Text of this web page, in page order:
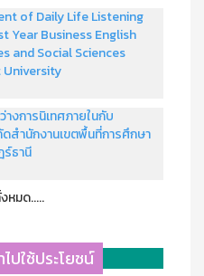
of Daily Life Listening
Year Business English
and Social Sciences
University
งการนิเทศภายในกับ
สำนักงานเขตพื้นที่การศึกษา
ร์ธานี
หมด.....
ปใช้ประโยชน์